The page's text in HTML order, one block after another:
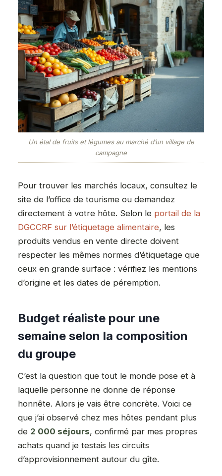
Un étal de fruits et légumes au marché d’un village de
campagne
Pour trouver les marchés locaux, consultez le
site de l’office de tourisme ou demandez
directement à votre hôte. Selon le portail de la
DGCCRF sur l’étiquetage alimentaire, les
produits vendus en vente directe doivent
respecter les mêmes normes d’étiquetage que
ceux en grande surface : vérifiez les mentions
d’origine et les dates de péremption.
Budget réaliste pour une
semaine selon la composition
du groupe
C’est la question que tout le monde pose et à
laquelle personne ne donne de réponse
honnête. Alors je vais être concrète. Voici ce
que j’ai observé chez mes hôtes pendant plus
de 2 000 séjours, confirmé par mes propres
achats quand je testais les circuits
d’approvisionnement autour du gîte.